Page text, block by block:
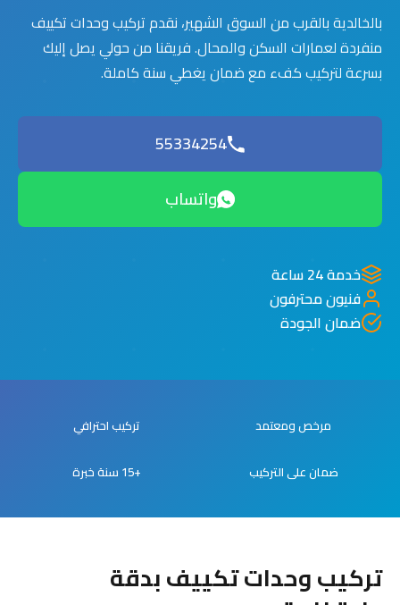
بالخالدية بالقرب من السوق الشهير، نقدم تركيب وحدات تكييف
منفردة لعمارات السكن والمحال. فريقنا من حولي يصل إليك
بسرعة لتركيب كفء مع ضمان يغطي سنة كاملة.
55334254
واتساب
خدمة 24 ساعة
فنيون محترفون
ضمان الجودة
مرخص ومعتمد تركيب احترافي
ضمان على التركيب +15 سنة خبرة
تركيب وحدات تكييف بدقة